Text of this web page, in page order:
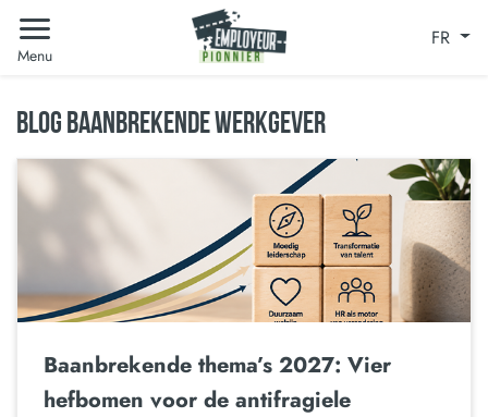
Menu
FR
BLOG BAANBREKENDE WERKGEVER
Baanbrekende thema’s 2027: Vier
hefbomen voor de antifragiele